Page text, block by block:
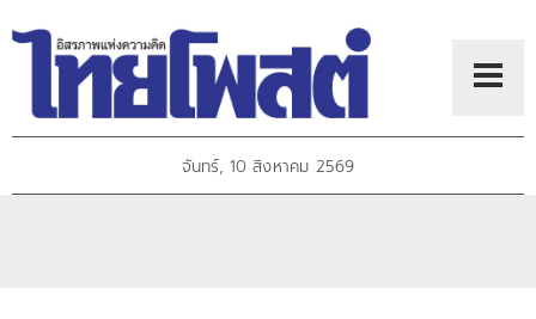
จันทร์, 10 สิงหาคม 2569